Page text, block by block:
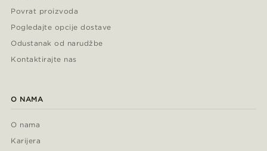
Povrat proizvoda
Pogledajte opcije dostave
Odustanak od narudžbe
Kontaktirajte nas
O NAMA
O nama
Karijera